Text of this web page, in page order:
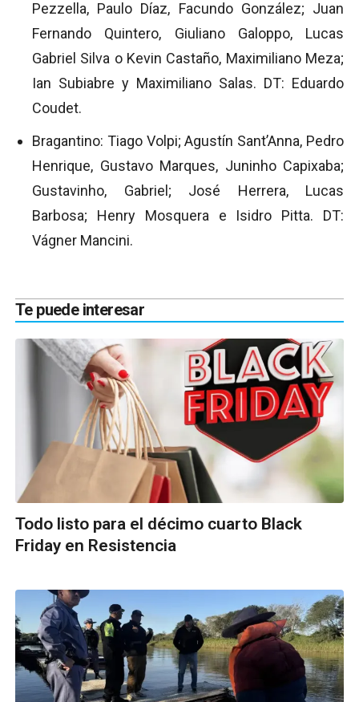
Pezzella, Paulo Díaz, Facundo González; Juan
Fernando Quintero, Giuliano Galoppo, Lucas
Gabriel Silva o Kevin Castaño, Maximiliano Meza;
Ian Subiabre y Maximiliano Salas. DT: Eduardo
Coudet.
Bragantino: Tiago Volpi; Agustín Sant’Anna, Pedro
Henrique, Gustavo Marques, Juninho Capixaba;
Gustavinho, Gabriel; José Herrera, Lucas
Barbosa; Henry Mosquera e Isidro Pitta. DT:
Vágner Mancini.
Te puede interesar
Todo listo para el décimo cuarto Black
Friday en Resistencia